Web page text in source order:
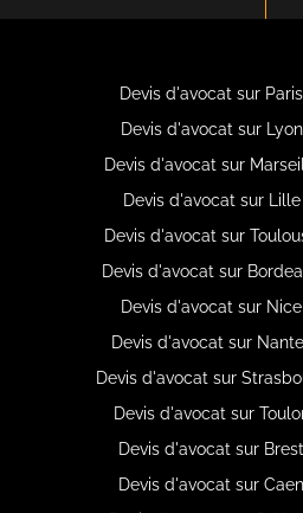
Devis d'avocat sur
Devis d'avocat sur
Devis d'avocat sur
Devis d'avocat sur
Devis d'avocat sur
Devis d'avocat sur
Devis d'avocat sur
Devis d'avocat sur
Devis d'avocat sur
Devis d'avocat sur
Devis d'avocat sur
Devis d'avocat sur